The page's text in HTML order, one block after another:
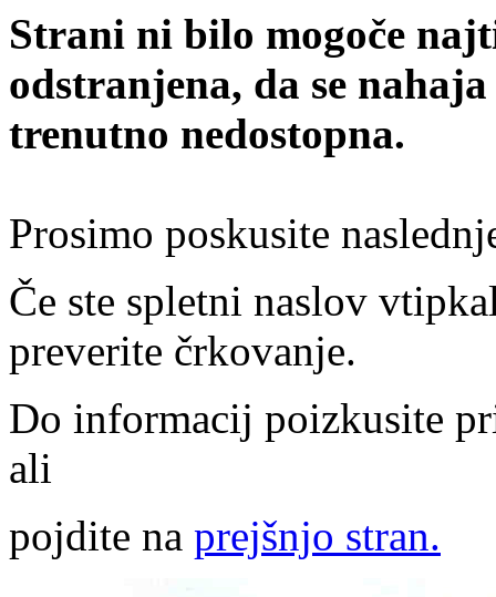
Strani ni bilo mogoče
odstranjena, da se
trenutno nedostopna.
Prosimo poskusite
Če ste spletni naslov
preverite črkovanje.
Do informacij poizkusite
ali
pojdite na prejšnjo stran.